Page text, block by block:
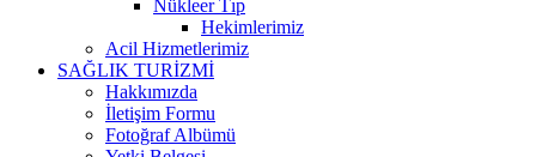
Nükleer Tıp
Hekimlerimiz
Acil Hizmetlerimiz
SAĞLIK TURİZMİ
Hakkımızda
İletişim Formu
Fotoğraf Albümü